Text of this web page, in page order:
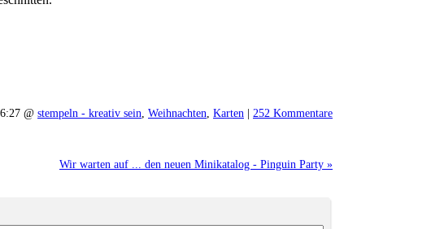
@ stempeln - kreativ sein Weihnachten Karten | 252 Kommentare
Wir warten auf ... den neuen Minikatalog - Pinguin Party »